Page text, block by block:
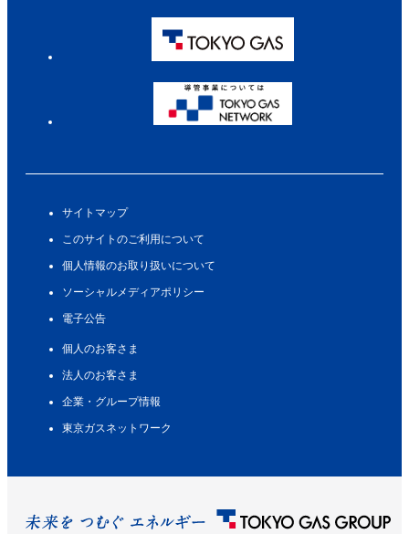
サイトマップ
このサイトのご利用について
個人情報のお取り扱いについて
ソーシャルメディアポリシー
電子公告
個人のお客さま
法人のお客さま
企業・グループ情報
東京ガスネットワーク